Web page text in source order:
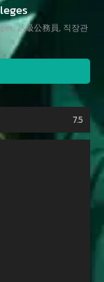
超級公務員, 직장관
7.5